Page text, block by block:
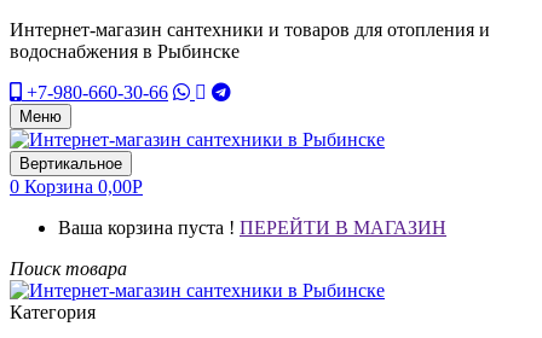
Интернет-магазин сантехники и товаров для отопления и
водоснабжения в Рыбинске
+7-980-660-30-66
Меню
Вертикальное
0 Корзина 0,00Р
Ваша корзина пуста ! ПЕРЕЙТИ В МАГАЗИН
Поиск товара
Категория